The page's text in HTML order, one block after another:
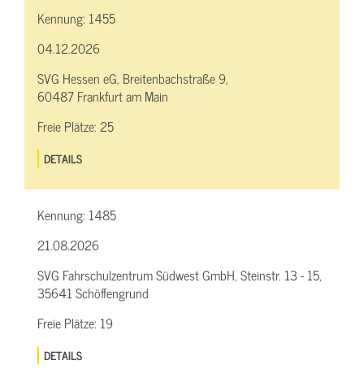
Kennung: 1455
04.12.2026
SVG Hessen eG, Breitenbachstraße 9,
60487 Frankfurt am Main
Freie Plätze:25
DETAILS
Kennung: 1485
21.08.2026
SVG Fahrschulzentrum Südwest GmbH, Steinstr. 13 - 15,
35641 Schöffengrund
Freie Plätze: 19
DETAILS